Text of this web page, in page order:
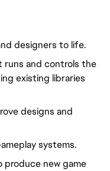
designers to life.
runs and controls the
existing libraries
designs and
systems.
produce new game